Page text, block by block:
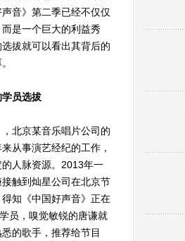
音》第二季已经不仅仅
是一个巨大的利益秀
拔就可以看出其背后的
员选拔
京某音乐唱片公司的
从事演艺经纪的工作，
人脉资源。2013年一
触到灿星公司在北京节
知《中国好声音》正在
员，嗅觉敏锐的唐谦就
的歌手，推荐给节目